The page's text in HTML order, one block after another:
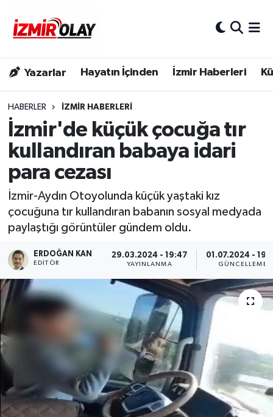
Yazarlar Hayatın İçinden İzmir Haberleri
HABERLER İZMIR HABERLERI
İzmir'de küçük çocuğa tır
kullandıran babaya idari
para cezası
İzmir-Aydın Otoyolunda küçük yaştaki kız
çocuğuna tır kullandıran babanın sosyal medyada
paylaştığı görüntüler gündem oldu.
ERDOĞAN KAN
EDITÖR
29.03.2024 - 19:47
YAYINLANMA
01.07.2024 -
GÜNCELLEME
Konak Trafik Yoğunluk Haritası
Süper Lig Puan Durumu ve Fikstür
Tüm Manşetler
Son Dakika Haberleri
Haber Arşivi